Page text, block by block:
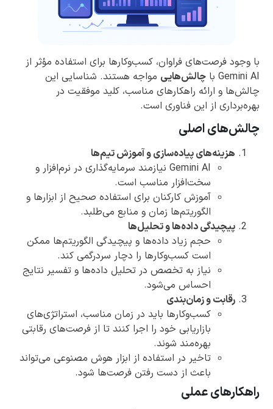
با وجود فرصت‌های فراوان، کسب‌وکارها برای استفاده مؤثر از
Gemini AI با
چالش‌هایی مواجه هستند. شناسایی این
چالش‌ها و ارائه راهکارهای مناسب، کلید موفقیت در
بهره‌برداری از این فناوری است.
چالش‌های اصلی
هزینه‌های پیاده‌سازی و آموزش تیم‌ها
Gemini AI نیازمند سرمایه‌گذاری در نرم‌افزار و
سخت‌افزار مناسب است.
آموزش کارکنان برای استفاده صحیح از ابزارها و
الگوریتم‌ها زمان و منابع می‌طلبد.
پیچیدگی داده‌ها و تحلیل‌ها
حجم زیاد داده‌ها و پیچیدگی الگوریتم‌ها ممکن
است کسب‌وکارها را دچار سردرگمی کند.
نیاز به تخصص در تحلیل داده‌ها و تفسیر نتایج
احساس می‌شود.
رقابت و زمان‌بندی
کسب‌وکارها باید در زمان مناسب، استراتژی‌های
بازاریابی خود را اجرا کنند تا از فرصت‌های رقابتی
بهره‌مند شوند.
تاخیر در استفاده از ابزار هوش مصنوعی می‌تواند
باعث از دست رفتن فرصت‌ها شود.
راهکارهای عملی